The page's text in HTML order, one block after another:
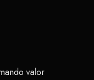
valor